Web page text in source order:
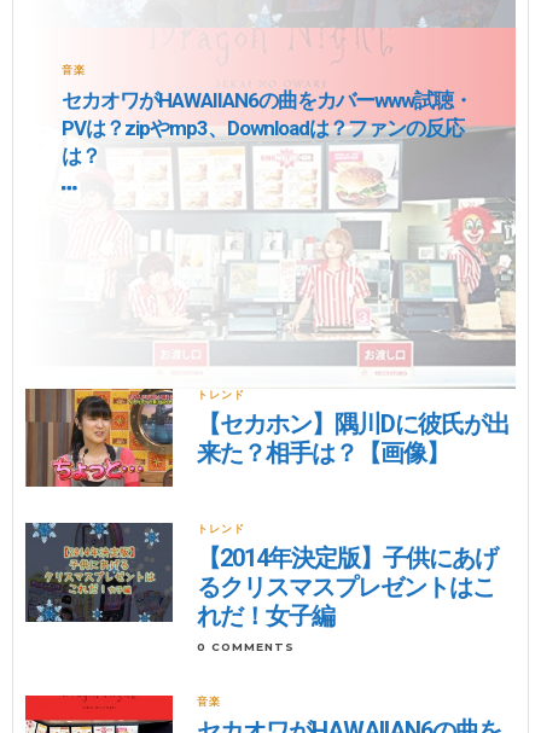
音楽
セカオワがHAWAIIAN6の曲をカバーwww試聴・
PVは？zipやmp3、Downloadは？ファンの反応
は？
トレンド
【セカホン】隅川Dに彼氏が出
来た？相手は？【画像】
トレンド
【2014年決定版】子供にあげ
るクリスマスプレゼントはこ
れだ！女子編
0 COMMENTS
音楽